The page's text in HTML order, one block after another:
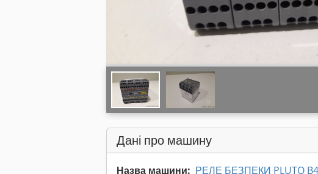
Дані про машину
Назва машини: РЕЛЕ БЕЗПЕКИ PLUTO